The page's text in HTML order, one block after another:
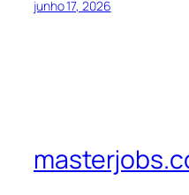
junho 17, 2026